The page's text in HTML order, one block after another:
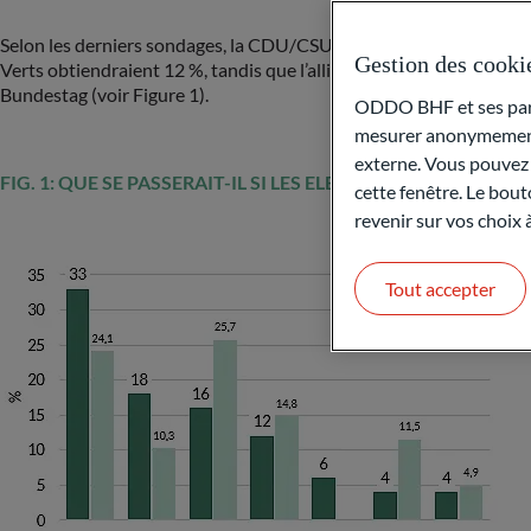
Selon les derniers sondages, la CDU/CSU obtiendrait environ 33
Verts obtiendraient 12 %, tandis que l’alliance populiste de
Bundestag (voir Figure 1).
FIG. 1: QUE SE PASSERAIT-IL SI LES ELECTIONS
Gestion des
ODDO BHF et ses
mesurer
externe. Vous
cette fenêtre. Le
revenir sur vos choix
Tout accepter